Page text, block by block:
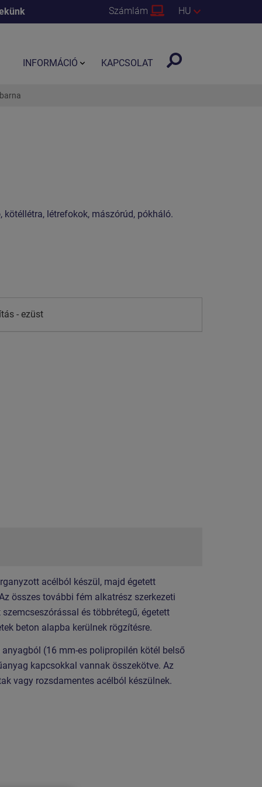
Számlám HU
létrefokok, mászórúd, pókháló.
- ezüst
acélból készül, majd égetett
összes további fém alkatrész szerkezeti
és többrétegű, égetett
beton alapba kerülnek rögzítésre.
anyagból (16 mm-es polipropilén kötél belső
kapcsokkal vannak összekötve. Az
vagy rozsdamentes acélból készülnek.
INFORMÁCIÓ KAPCSOLAT